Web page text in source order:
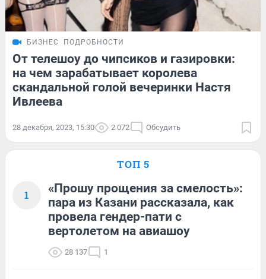
БИЗНЕС ПОДРОБНОСТИ
От телешоу до чипсиков и газировки:
на чем зарабатывает королева
скандальной голой вечеринки Настя
Ивлеева
28 декабря, 2023, 15:30 2 072 Обсудить
ТОП 5
1
«Прошу прощения за смелость»:
пара из Казани рассказала, как
провела гендер-пати с
вертолетом на авиашоу
28 137 1